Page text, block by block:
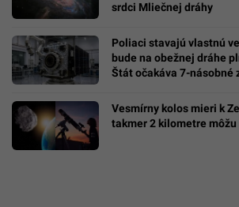
srdci Mliečnej dráhy
Poliaci stavajú vlastnú
bude na obežnej dráhe
Štát očakáva 7-násobné
Vesmírny kolos mieri k
takmer 2 kilometre